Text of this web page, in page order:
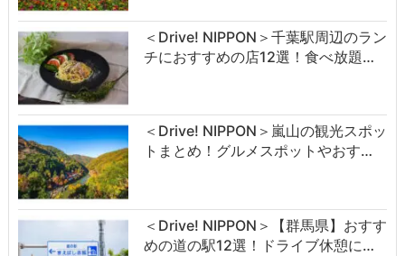
＜Drive! NIPPON＞千葉駅周辺のラン
チにおすすめの店12選！食べ放題…
＜Drive! NIPPON＞嵐山の観光スポッ
トまとめ！グルメスポットやおす…
＜Drive! NIPPON＞【群馬県】おすす
めの道の駅12選！ドライブ休憩に…